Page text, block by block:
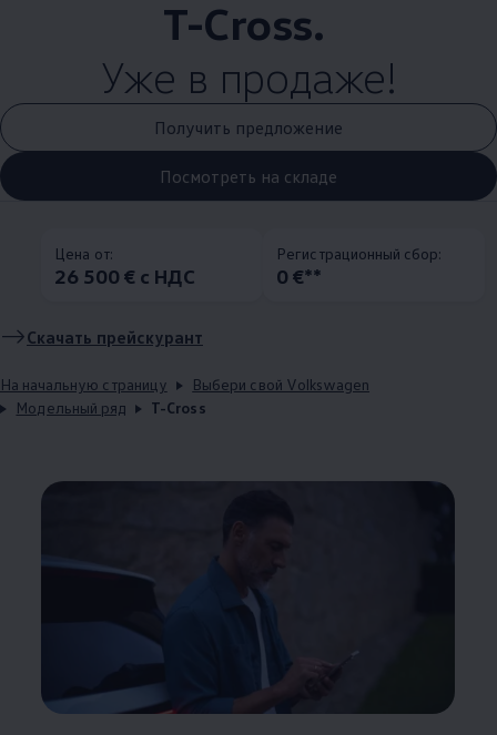
T-Cross.
Уже в продаже!
Получить предложение
Посмотреть на складе
Цена от:
26 500 € с НДС
Pегистрационный сбор:
0 €**
Скачать прейскурант
На начальную страницу
Выбери свой Volkswagen
Модельный ряд
T-Cross